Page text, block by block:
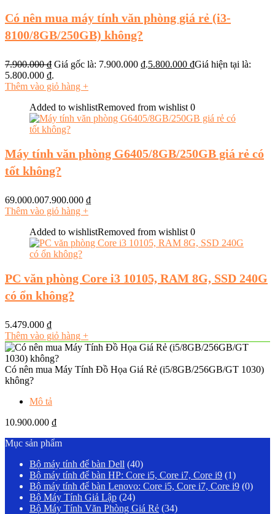
Có nên mua máy tính văn phòng giá rẻ (i3-
8100/8GB/250GB) không?
7.900.000₫ Giá gốc là: 7.900.000 ₫.5.800.000 ₫Giá hiện tại là:
5.800.000 ₫.
Thêm vào giỏ hàng +
Added to wishlistRemoved from wishlist 0
Máy tính văn phòng G6405/8GB/250GB giá rẻ có
tốt không?
69.000.007.900.000 ₫
Thêm vào giỏ hàng +
Added to wishlistRemoved from wishlist 0
PC văn phòng Core i3 10105, RAM 8G, SSD 240G
có ổn không?
5.479.000 ₫
Thêm vào giỏ hàng +
Có nên mua Máy Tính Đồ Họa Giá Rẻ (i5/8GB/256GB/GT 1030)
không?
Mô tả
10.900.000 ₫
Mục sản phẩm
Bộ máy tính để bàn Dell (40)
Bộ máy tính để bàn HP: Core i5, Core i7, Core i9 (1)
Bộ máy tính để bàn Lenovo: Core i5, Core i7, Core i9 (0)
Bộ Máy Tính Giả Lập (24)
Bộ Máy Tính Văn Phòng Giá Rẻ (34)